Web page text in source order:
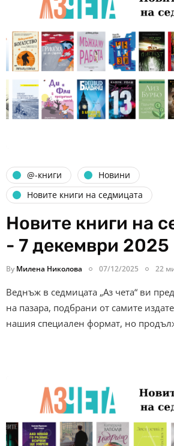
@-книги
Новини
Новите книги на седмицата
Новите книги на
- 7 декември 2025
By Милена Николова 07/12/2025 22
Веднъж в седмицата „Аз чета“ ви
на пазара, подбрани от самите
нашия специален формат, но